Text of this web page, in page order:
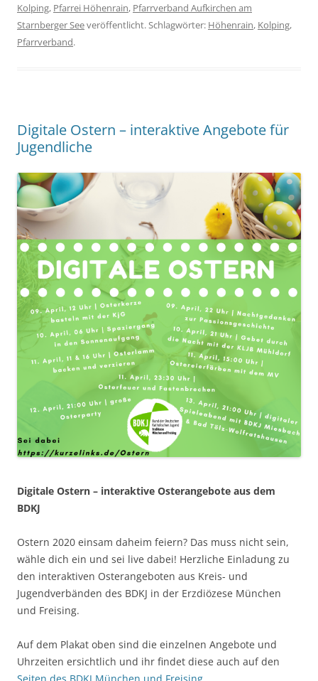
Kolping, Pfarrei Höhenrain, Pfarrverband Aufkirchen am
Starnberger Seeveröffentlicht. Schlagwörter: Höhenrain, Kolping,
Pfarrverband.
Digitale Ostern – interaktive Angebote für
Jugendliche
Digitale Ostern – interaktive Osterangebote aus dem
BDKJ
Ostern 2020 einsam daheim feiern? Das muss nicht sein,
wähle dich ein und sei live dabei! Herzliche Einladung zu
den interaktiven Osterangeboten aus Kreis- und
Jugendverbänden des BDKJ in der Erzdiözese München
und Freising.
Auf dem Plakat oben sind die einzelnen Angebote und
Uhrzeiten ersichtlich und ihr findet diese auch auf den